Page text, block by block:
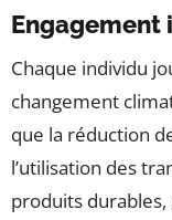
Chaque individu
changement
que la réduction
l’utilisation des
produits